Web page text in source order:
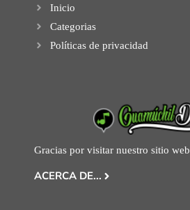
Inicio
Categorias
Políticas de privacidad
Gracias por visitar nuestro sitio web
ACERCA DE...